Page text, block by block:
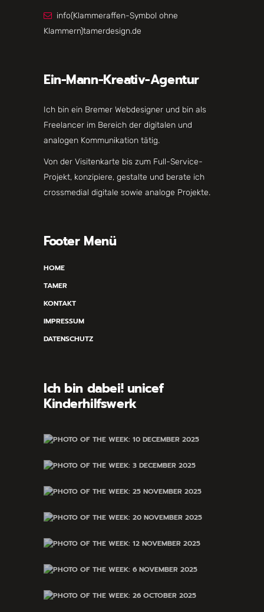
info(Klammeraffen-Symbol ohne
Klammern)tamerdesign.de
Ein-Mann-Kreativ-Agentur
Ich bin ein Bremer Webdesigner und bin als
Freelancer im Bereich der digitalen und
analogen Kommunikation tätig.
Von der Visitenkarte bis zum Full-Service-
Projekt, konzipiere, gestalte und berate ich
crossmedial digitale sowie analoge Projekte.
Footer Menü
HOME
TAMER
KONTAKT
IMPRESSUM
DATENSCHUTZ
Ich bin dabei! unicef
Kinderhilfswerk